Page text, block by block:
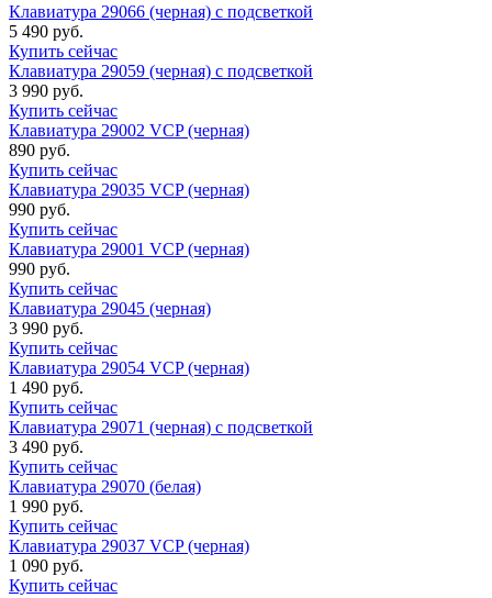
Клавиатура 29066 (черная) с подсветкой
5 490 руб.
Купить сейчас
Клавиатура 29059 (черная) с подсветкой
3 990 руб.
Купить сейчас
Клавиатура 29002 VCP (черная)
890 руб.
Купить сейчас
Клавиатура 29035 VCP (черная)
990 руб.
Купить сейчас
Клавиатура 29001 VCP (черная)
990 руб.
Купить сейчас
Клавиатура 29045 (черная)
3 990 руб.
Купить сейчас
Клавиатура 29054 VCP (черная)
1 490 руб.
Купить сейчас
Клавиатура 29071 (черная) с подсветкой
3 490 руб.
Купить сейчас
Клавиатура 29070 (белая)
1 990 руб.
Купить сейчас
Клавиатура 29037 VCP (черная)
1 090 руб.
Купить сейчас